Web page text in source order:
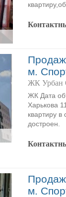
м.
ЖК Урбан
ЖК Дата
Харькова
квартиру
достроен.
м.